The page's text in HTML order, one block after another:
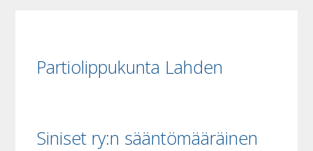
Partiolippukunta Lahden
Siniset ry:n sääntömääräinen